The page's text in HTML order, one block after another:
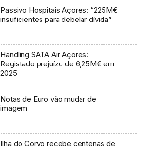
Passivo Hospitais Açores: “225M€
insuficientes para debelar dívida”
Handling SATA Air Açores:
Registado prejuízo de 6,25M€ em
2025
Notas de Euro vão mudar de
imagem
Ilha do Corvo recebe centenas de